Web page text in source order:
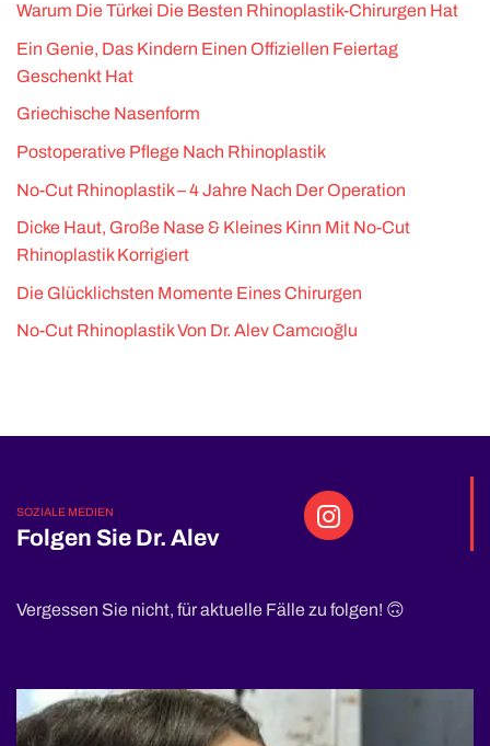
Warum Die Türkei Die Besten Rhinoplastik-Chirurgen Hat
Ein Genie, Das Kindern Einen Offiziellen Feiertag
Geschenkt Hat
Griechische Nasenform
Postoperative Pflege Nach Rhinoplastik
No-Cut Rhinoplastik – 4 Jahre Nach Der Operation
Dicke Haut, Große Nase & Kleines Kinn Mit No-Cut
Rhinoplastik Korrigiert
Die Glücklichsten Momente Eines Chirurgen
No-Cut Rhinoplastik Von Dr. Alev Camcıoğlu
SOZIALE MEDIEN
Folgen Sie Dr. Alev
Vergessen Sie nicht, für aktuelle Fälle zu folgen! 🙃